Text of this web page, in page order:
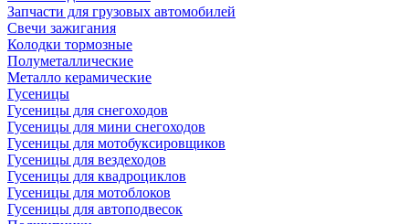
Запчасти для грузовых автомобилей
Свечи зажигания
Колодки тормозные
Полуметаллические
Металло керамические
Гусеницы
Гусеницы для снегоходов
Гусеницы для мини снегоходов
Гусеницы для мотобуксировщиков
Гусеницы для вездеходов
Гусеницы для квадроциклов
Гусеницы для мотоблоков
Гусеницы для автоподвесок